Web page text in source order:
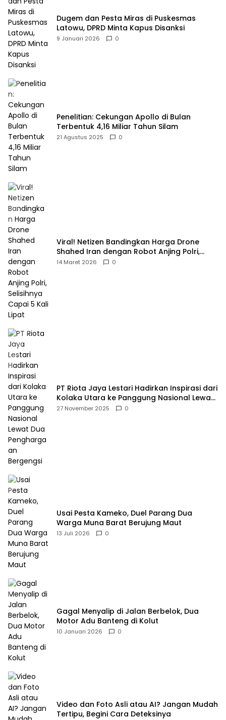
Dugem dan Pesta Miras di Puskesmas
Latowu, DPRD Minta Kapus Disanksi
9 Januari 2026 0
Penelitian: Cekungan Apollo di Bulan
Terbentuk 4,16 Miliar Tahun Silam
21 Agustus 2025 0
Viral! Netizen Bandingkan Harga Drone
Shahed Iran dengan Robot Anjing Polri,
Selisihnya Capai 5 Kali Lipat
14 Maret 2026 0
PT Riota Jaya Lestari Hadirkan Inspirasi dari
Kolaka Utara ke Panggung Nasional Lewat
Dua Penghargaan Bergengsi
27 November 2025 0
Usai Pesta Kameko, Duel Parang Dua
Warga Muna Barat Berujung Maut
13 Juli 2026 0
Gagal Menyalip di Jalan Berbelok, Dua
Motor Adu Banteng di Kolut
10 Januari 2026 0
Video dan Foto Asli atau AI? Jangan Mudah
Tertipu, Begini Cara Deteksinya